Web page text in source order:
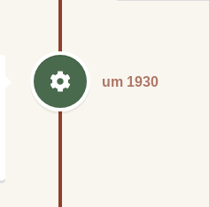
um 1930